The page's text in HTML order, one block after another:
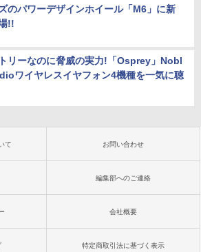
のパワーデザインホイール「M6」に新
!!
リーなのに脅威の実力!「Osprey」Nobl
ワイヤレスイヤフォン4機種を一気に聴
て お問い合わせ
編集部へのご連絡
会社概要
特定商取引法に基づく表示